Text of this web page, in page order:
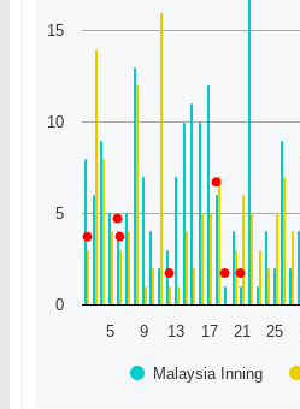
Malaysia Inning
5 9 13 17 21 25
0
5
10
15